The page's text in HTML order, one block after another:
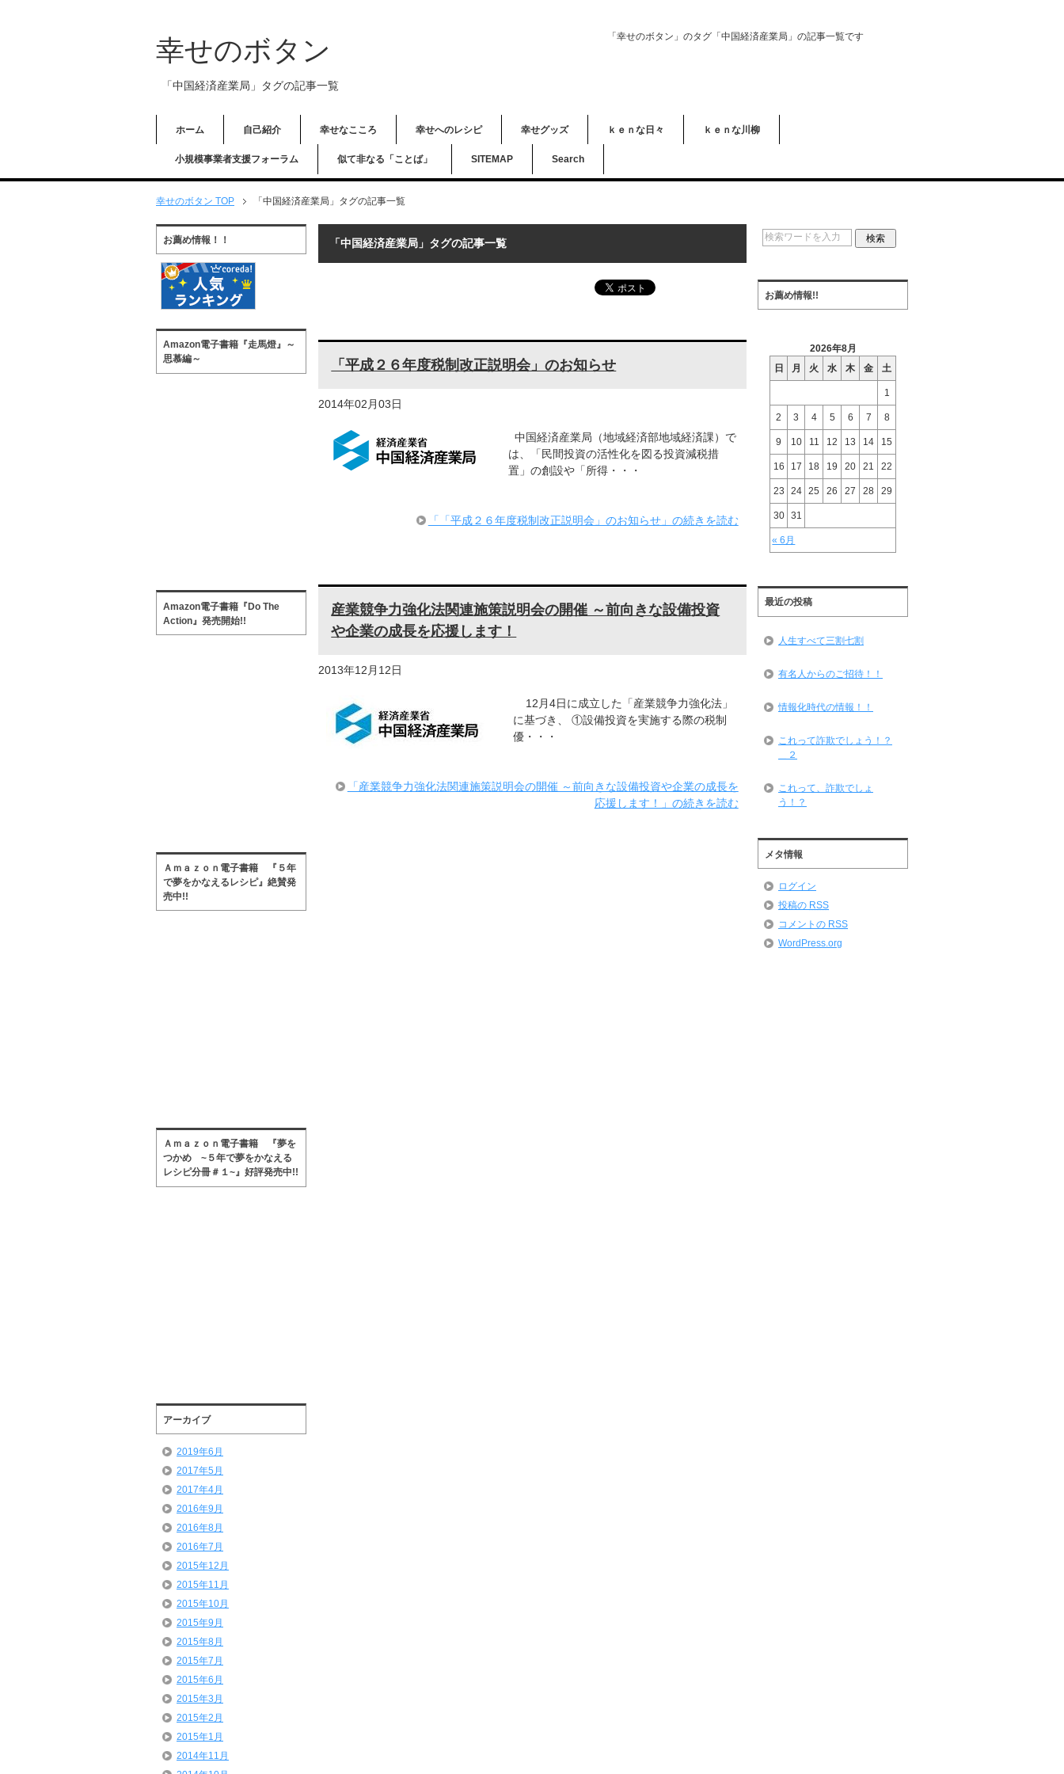
幸せのボタン
「中国経済産業局」タグの記事一覧
「幸せのボタン」のタグ「中国経済産業局」の記事一覧です
ホーム 自己紹介 幸せなこころ 幸せへのレシピ 幸せグッズ ｋｅｎな日々 ｋｅｎな川柳
小規模事業者支援フォーラム 似て非なる「ことば」 SITEMAP Search
幸せのボタン TOP 「中国経済産業局」タグの記事一覧
「中国経済産業局」タグの記事一覧
「平成２６年度税制改正説明会」のお知らせ
2014年02月03日
中国経済産業局（地域経済部地域経済課）で
は、「民間投資の活性化を図る投資減税措
置」の創設や「所得・・・
「「平成２６年度税制改正説明会」のお知らせ」の続きを読む
産業競争力強化法関連施策説明会の開催 ～前向きな設備投資
や企業の成長を応援します！
2013年12月12日
12月4日に成立した「産業競争力強化法」
に基づき、 ①設備投資を実施する際の税制
優・・・
「産業競争力強化法関連施策説明会の開催 ～前向きな設備投資や企業の成長を
応援します！」の続きを読む
お薦め情報！！
Amazon電子書籍『走馬燈』～
思慕編～
Amazon電子書籍『Do The
Action』発売開始!!
Ａｍａｚｏｎ電子書籍 『５年
で夢をかなえるレシピ』絶賛発
売中!!
Ａｍａｚｏｎ電子書籍 『夢を
つかめ ~５年で夢をかなえる
レシピ分冊＃１~』好評発売中!!
アーカイブ
2019年6月
2017年5月
2017年4月
2016年9月
2016年8月
2016年7月
2015年12月
2015年11月
2015年10月
2015年9月
2015年8月
2015年7月
2015年6月
2015年3月
2015年2月
2015年1月
2014年11月
お薦め情報!!
2026年8月
日
月 火 水 木 金 土
« 6月
1
2 3 4 5 6 7 8
9 10 11 12 13 14 15
16 17 18 19 20 21 22
23 24 25 26 27 28 29
30 31
最近の投稿
人生すべて三割七割
有名人からのご招待！！
情報化時代の情報！！
これって詐欺でしょう！？
＿２
これって、詐欺でしょ
う！？
メタ情報
ログイン
投稿の RSS
コメントの RSS
WordPress.org